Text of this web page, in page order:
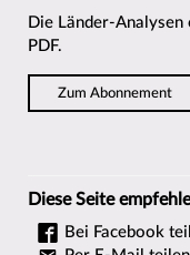
Die Länder-
PDF.
Zum Abonnement
Diese Seite
Bei Facebook